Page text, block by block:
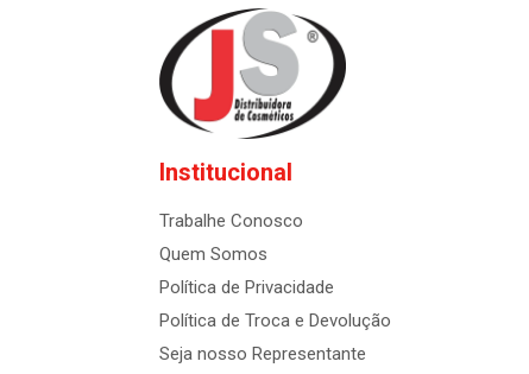
Institucional
Trabalhe Conosco
Quem Somos
Política de Privacidade
Política de Troca e Devolução
Seja nosso Representante